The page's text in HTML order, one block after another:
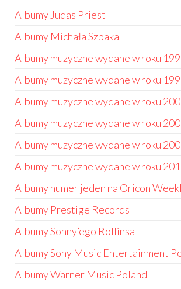
Albumy Judas Priest
Albumy Michała Szpaka
Albumy muzyczne wydane w roku
Albumy muzyczne wydane w roku
Albumy muzyczne wydane w roku
Albumy muzyczne wydane w roku
Albumy muzyczne wydane w roku
Albumy muzyczne wydane w roku
Albumy numer jeden na Oricon
Albumy Prestige Records
Albumy Sonny’ego Rollinsa
Albumy Sony Music Entertainment
Albumy Warner Music Poland